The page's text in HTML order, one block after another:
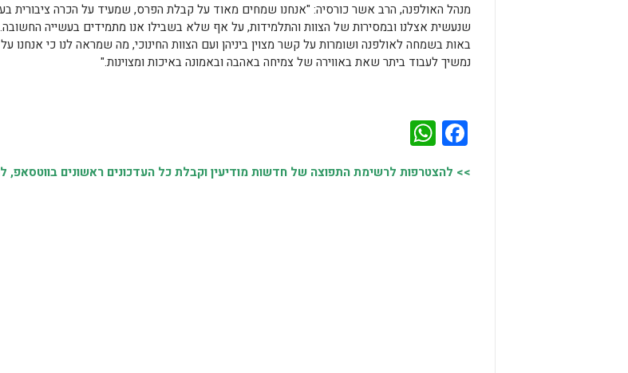
מנהל האולפנה, הרב אשר כורסיה: "אנחנו שמחים מאוד על קבלת הפרס, שמעיד על הכרה ציבורית
שנעשית אצלנו ובמסירות של הצוות והתלמידות, על אף שלא בשבילו אנו מתמידים בעשייה החשובה.
באות בשמחה לאולפנה ושומרות על קשר מצוין ביניהן ועם הצוות החינוכי, מה שמראה לנו כי אנחנו
נמשיך לעבוד ביתר שאת באווירה של צמיחה באהבה ובאמונה באיכות ומצוינות."
Facebook
>> להצטרפות לרשימת התפוצה של חדשות מודיעין וקבלת כל העדכונים ראשונים בווטסאפ,